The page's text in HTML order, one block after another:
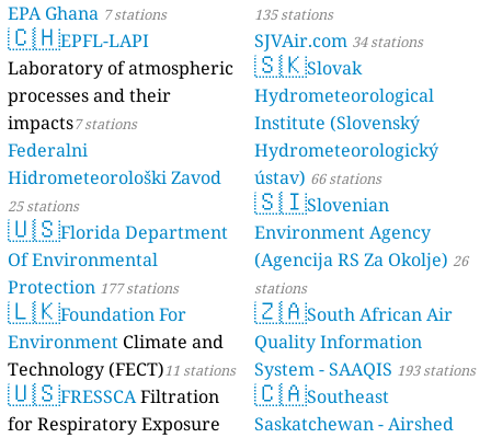
EPA Ghana 7 stations
🇨🇭EPFL-LAPI
Laboratory of atmospheric
processes and their
impacts7 stations
Federalni
Hidrometeorološki Zavod
25 stations
🇺🇸Florida Department
Of Environmental
Protection 177 stations
🇱🇰Foundation For
Environment Climate and
Technology (FECT)11 stations
🇺🇸FRESSCAFiltration
for Respiratory Exposure
135 stations
SJVAir.com 34 stations
🇸🇰Slovak
Hydrometeorological
Institute (Slovenský
Hydrometeorologický
ústav) 66 stations
🇸🇮Slovenian
Environment Agency
(Agencija RS Za Okolje) 26
stations
🇿🇦South African Air
Quality Information
System - SAAQIS 193 stations
🇨🇦Southeast
Saskatchewan - Airshed